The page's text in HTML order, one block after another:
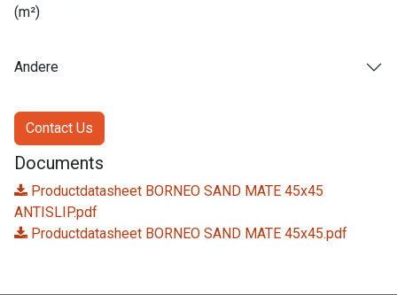
(m²)
Andere
Contact Us
Documents
Productdatasheet BORNEO SAND MATE 45x45
ANTISLIP.pdf
Productdatasheet BORNEO SAND MATE 45x45.pdf